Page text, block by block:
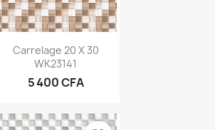
Carrelage 20 X 30
WK23141
5 400 CFA